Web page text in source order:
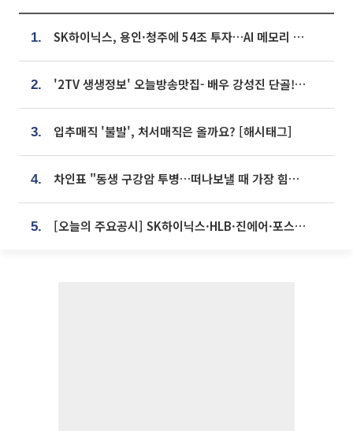
1. SK하이닉스, 용인·청주에 54조 투자…AI 메모리 생산기지 키운다
2. '2TV 생생정보' 오늘방송맛집- 배우 강성진 단골! 쌀국수ㆍ푸팟퐁 커리 맛집 '블○○○'
3. 입추매직 '불발', 처서매직은 올까요? [해시태그]
4. 차인표 "동생 구강암 투병…떠나보낼 때 가장 힘들었다”
5. [오늘의 주요공시] SK하이닉스·HLB·진에어·포스코홀딩스·네이버·대우건설 등